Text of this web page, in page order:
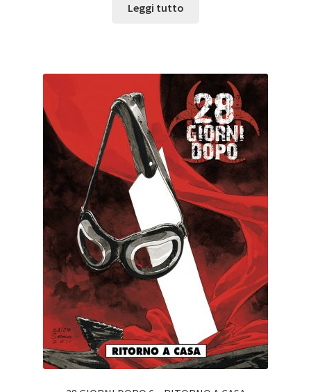
Leggi tutto